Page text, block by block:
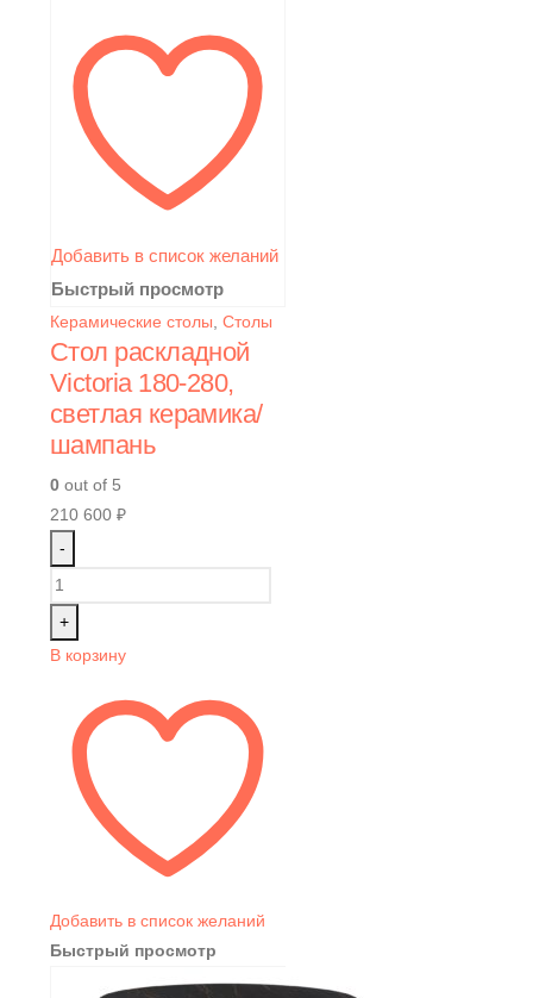
Добавить в список желаний
Быстрый просмотр
Керамические столы Столы
Стол раскладной
Victoria 180-280,
светлая керамика/
шампань
0 out of 5
210 600 ₽
-
+
В корзину
Добавить в список желаний
Быстрый просмотр